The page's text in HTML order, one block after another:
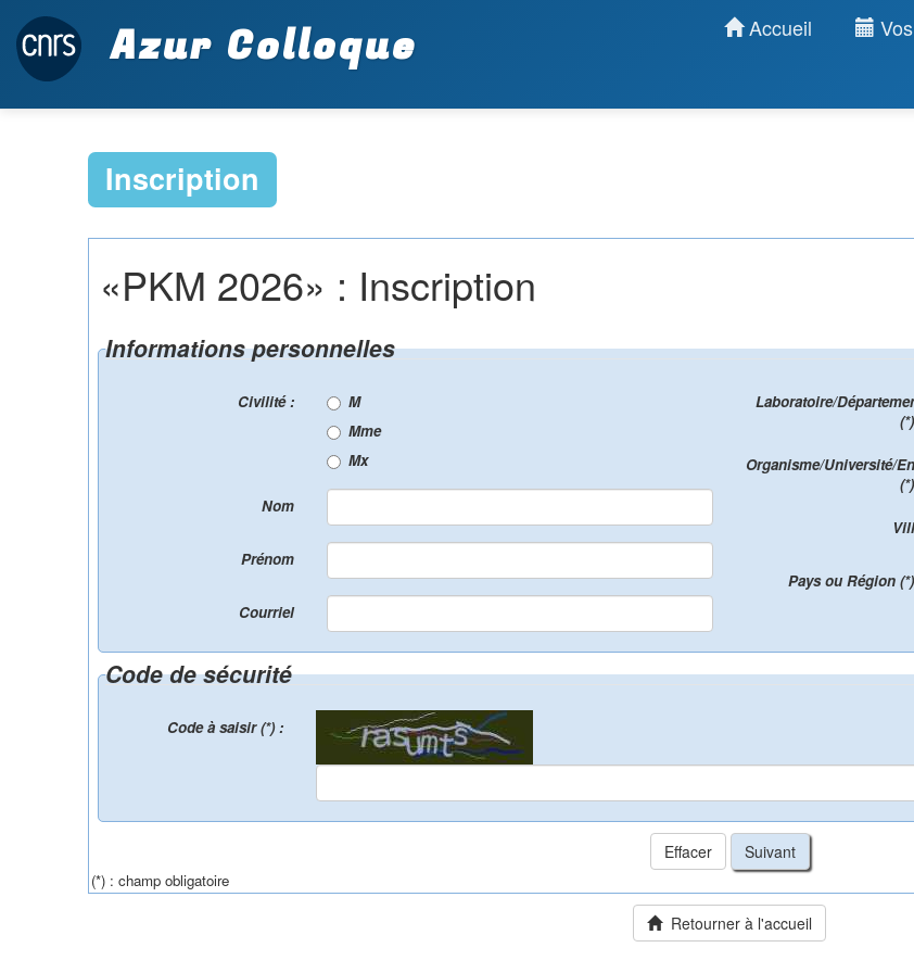
Azur Colloque Accueil
Inscription
«PKM 2026» : Inscription
Informations personnelles
Civilité :
M
Mme
Mx
Nom
Prénom
Courriel
Laboratoire/
Organisme/Université/
Pays ou Région
Code de sécurité
Code à saisir (*) :
(*) : champ obligatoire
Retourner à l'accueil